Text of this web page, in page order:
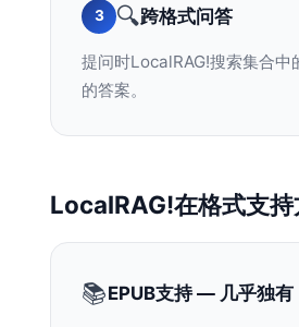
3 🔍跨格式问答
提问时LocalRAG!搜索集合
的答案。
LocalRAG!在格式支持
📚EPUB支持 — 几乎独有